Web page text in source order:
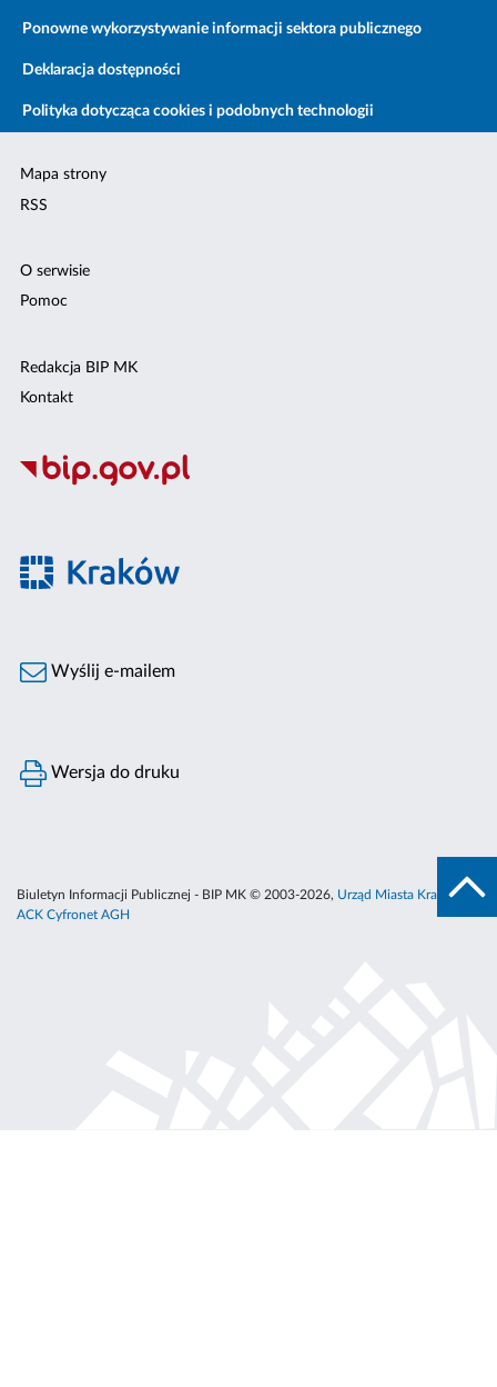
Ponowne wykorzystywanie informacji sektora publicznego
Deklaracja dostępności
Polityka dotycząca cookies i podobnych technologii
Mapa strony
RSS
O serwisie
Pomoc
Redakcja BIP MK
Kontakt
Wyślij e-mailem
Wersja do druku
Biuletyn Informacji Publicznej - BIP MK © 2003-2026, Urząd Miasta Krakowa
ACK Cyfronet AGH